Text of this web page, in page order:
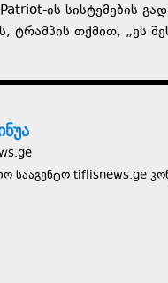
ის სისტემების
ტრამპის თქმით, „ეს
სააგენტო tiflisnews.ge